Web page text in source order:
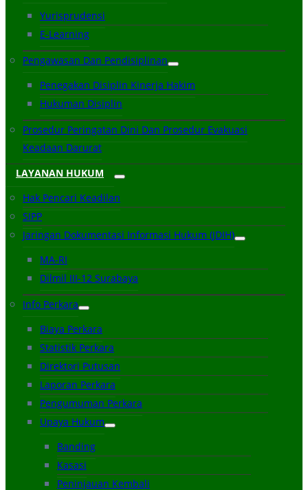
Yurisprudensi
E-Learning
Pengawasan Dan Pendisiplinan
Penegakan Disiplin Kinerja Hakim
Hukuman Disiplin
Prosedur Peringatan Dini Dan Prosedur Evakuasi
Keadaan Darurat
LAYANAN HUKUM
Hak Pencari Keadilan
SIPP
Jaringan Dokumentasi Informasi Hukum (JDIH)
MA-RI
Dilmil III-12 Surabaya
Info Perkara
Biaya Perkara
Statistik Perkara
Direktori Putusan
Laporan Perkara
Pengumuman Perkara
Upaya Hukum
Banding
Kasasi
Peninjauan Kembali